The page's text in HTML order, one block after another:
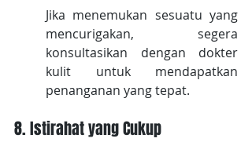
Jika menemukan sesuatu yang
mencurigakan, segera
konsultasikan dengan dokter
kulit untuk mendapatkan
penanganan yang tepat.
8. Istirahat yang Cukup